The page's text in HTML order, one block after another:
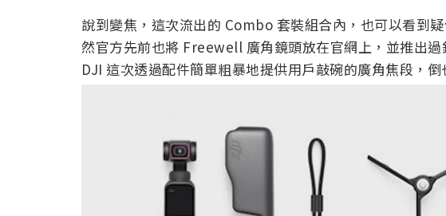
說到變焦，這次流出的 Combo 套裝組合內，也可以看到
然官方先前也將 Freewell 廣角鏡頭放在官網上，並推出
DJI 這次透過配件簡單粗暴地提供用戶敲碗的廣角焦段，倒